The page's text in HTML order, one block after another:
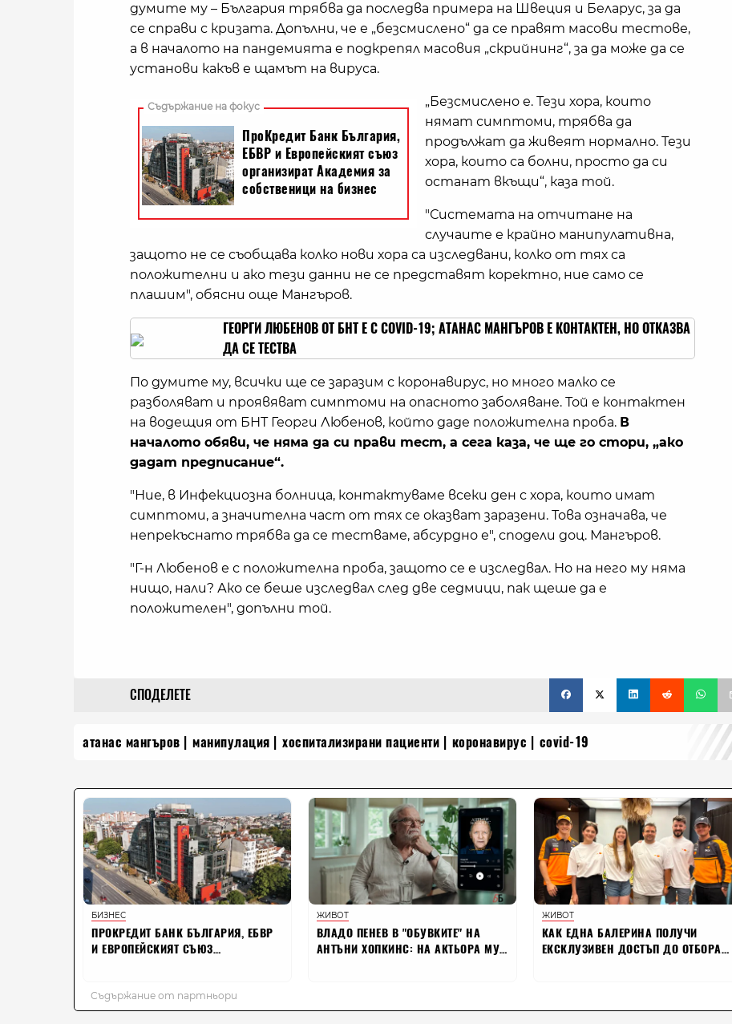
думите му – България трябва да последва примера на Швеция и Беларус, за да
се справи с кризата. Допълни, че е „безсмислено“ да се правят масови тестове,
а в началото на пандемията е подкрепял масовия „скрийнинг“, за да може да се
установи какъв е щамът на вируса.
„Безсмислено е. Тези хора, които
нямат симптоми, трябва да
продължат да живеят нормално. Тези
хора, които са болни, просто да си
останат вкъщи“, каза той.
"Системата на отчитане на
случаите е крайно манипулативна,
защото не се съобщава колко нови хора са изследвани, колко от тях са
положителни и ако тези данни не се представят коректно, ние само се
плашим", обясни още Мангъров.
ГЕОРГИ ЛЮБЕНОВ ОТ БНТ Е С COVID-19; АТАНАС МАНГЪРОВ Е КОНТАКТЕН, НО ОТКАЗВА
ДА СЕ ТЕСТВА
По думите му, всички ще се заразим с коронавирус, но много малко се
разболяват и проявяват симптоми на опасното заболяване. Той е контактен
на водещия от БНТ Георги Любенов, който даде положителна проба. В
началото обяви, че няма да си прави тест, а сега каза, че ще го стори, „ако
дадат предписание“.
"Ние, в Инфекциозна болница, контактуваме всеки ден с хора, които имат
симптоми, а значителна част от тях се оказват заразени. Това означава, че
непрекъснато трябва да се тестваме, абсурдно е", сподели доц. Мангъров.
"Г-н Любенов е с положителна проба, защото се е изследвал. Но на него му няма
нищо, нали? Ако се беше изследвал след две седмици, пак щеше да е
положителен", допълни той.
СПОДЕЛЕТЕ
атанас мангъров манипулация хоспитализирани пациенти коронавирус covid-19